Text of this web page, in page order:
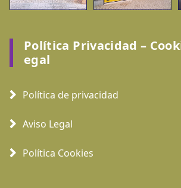
Política Privacidad –
Egal
Política de privacidad
Aviso Legal
Política Cookies